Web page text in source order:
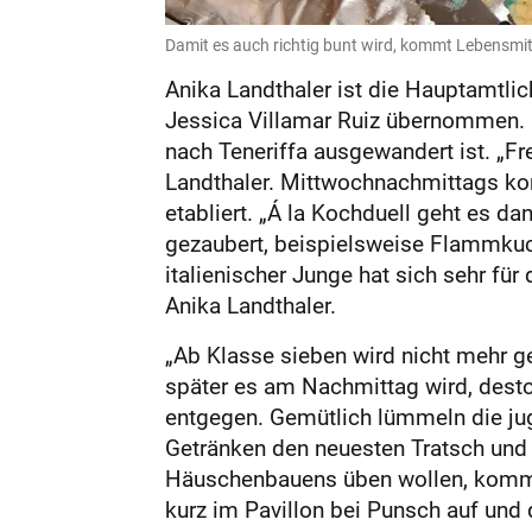
Damit es auch richtig bunt wird, kommt
Anika Landthaler ist die
Jessica Villamar Ruiz
nach Teneriffa ausgewandert ist.
Landthaler. Mittwochnachmittags
etabliert. „Á la Kochduell geht es
gezaubert, beispielsweise
italienischer Junge hat sich sehr für
Anika Landthaler.
„Ab Klasse sieben wird nicht mehr
später es am Nachmittag wird,
entgegen. Gemütlich lümmeln die
Getränken den neuesten Tratsch
Häuschenbauens üben wollen,
kurz im Pavillon bei Punsch auf und